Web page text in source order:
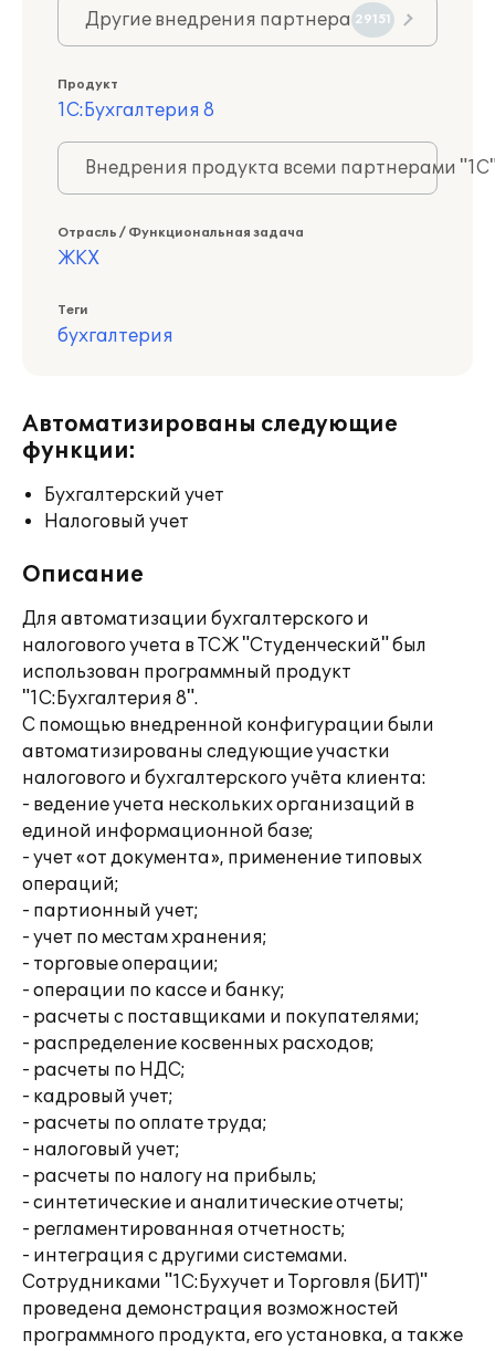
Другие внедрения партнера 29151
Продукт
1С:Бухгалтерия 8
Внедрения продукта всеми партнерами
Отрасль / Функциональная задача
ЖКХ
Теги
бухгалтерия
Автоматизированы следующие
функции:
Бухгалтерский учет
Налоговый учет
Описание
Для автоматизации бухгалтерского и
налогового учета в ТСЖ "Студенческий" был
использован программный продукт
"1С:Бухгалтерия 8".
С помощью внедренной конфигурации были
автоматизированы следующие участки
налогового и бухгалтерского учёта клиента:
- ведение учета нескольких организаций в
единой информационной базе;
- учет «от документа», применение типовых
операций;
- партионный учет;
- учет по местам хранения;
- торговые операции;
- операции по кассе и банку;
- расчеты с поставщиками и покупателями;
- распределение косвенных расходов;
- расчеты по НДС;
- кадровый учет;
- расчеты по оплате труда;
- налоговый учет;
- расчеты по налогу на прибыль;
- синтетические и аналитические отчеты;
- регламентированная отчетность;
- интеграция с другими системами.
Сотрудниками "1С:Бухучет и Торговля (БИТ)"
проведена демонстрация возможностей
программного продукта, его установка, а также